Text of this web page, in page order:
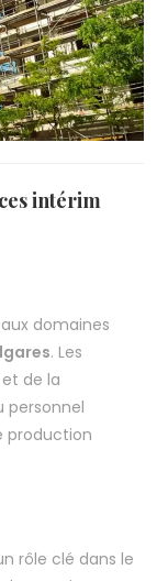
intérim
domaines
. Les
de la
personnel
production
rôle clé dans le